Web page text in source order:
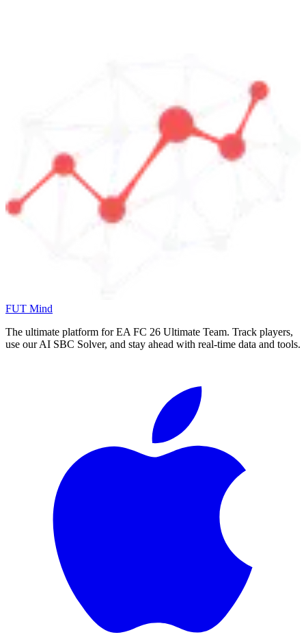
FUT Mind
The ultimate platform for EA FC 26 Ultimate Team. Track players,
use our AI SBC Solver, and stay ahead with real-time data and tools.